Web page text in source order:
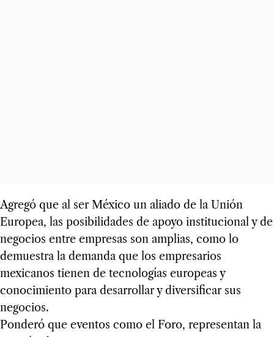
Agregó que al ser México un aliado de la Unión
Europea, las posibilidades de apoyo institucional y de
negocios entre empresas son amplias, como lo
demuestra la demanda que los empresarios
mexicanos tienen de tecnologías europeas y
conocimiento para desarrollar y diversificar sus
negocios.
Ponderó que eventos como el Foro, representan la